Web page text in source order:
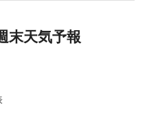
末天気予報